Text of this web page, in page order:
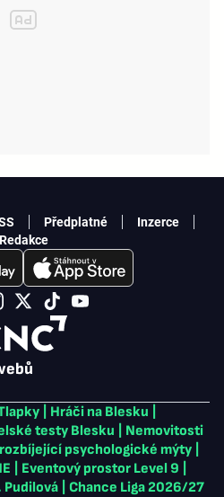
Hráči na Blesku
testy Blesku
Nemovitosti
psychologické mýty
Eventový prostor Level 9
Pudilová
Chance Liga 2026/27
Předplatné
Inzerce
Redakce